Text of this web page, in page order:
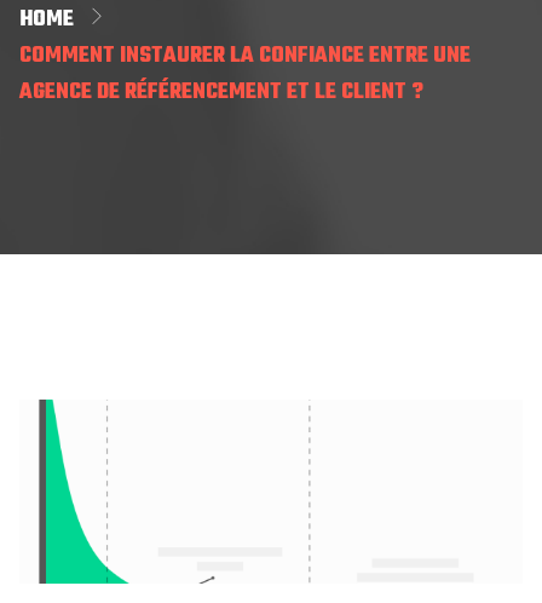
HOME
COMMENT INSTAURER LA CONFIANCE ENTRE UNE
AGENCE DE RÉFÉRENCEMENT ET LE CLIENT ?